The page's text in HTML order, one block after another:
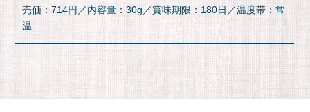
売価：714円／内容量：30g／賞味期限：180日／温度帯：常
温